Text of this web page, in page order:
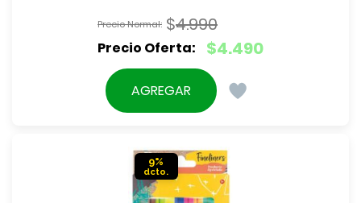
$4.990
El
original
$4.490
El
precio
actual
$4.490.
AGREGAR
9%